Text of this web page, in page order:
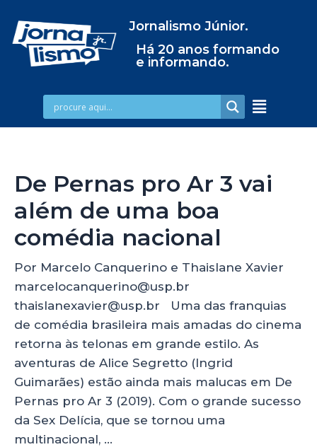
Jornalismo Júnior.
Há 20 anos formando
e informando.
De Pernas pro Ar 3 vai
além de uma boa
comédia nacional
Por Marcelo Canquerino e Thaislane Xavier
marcelocanquerino@usp.br
thaislanexavier@usp.br Uma das franquias
de comédia brasileira mais amadas do cinema
retorna às telonas em grande estilo. As
aventuras de Alice Segretto (Ingrid
Guimarães) estão ainda mais malucas em De
Pernas pro Ar 3 (2019). Com o grande sucesso
da Sex Delícia, que se tornou uma
multinacional, …